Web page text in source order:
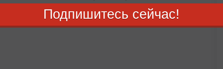
Подпишитесь сейчас!